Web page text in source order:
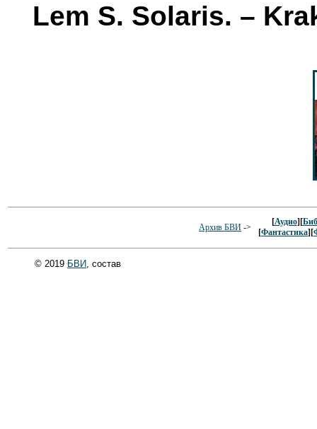
Lem S. Solaris. –
Архив БВИ ->
[Аудио][
[Фантастика][
© 2019 БВИ , состав